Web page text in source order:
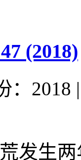
(2018)
：2018 |
发生